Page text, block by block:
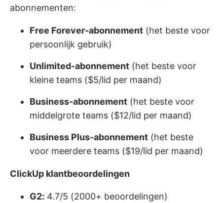
abonnementen:
Free Forever-abonnement (het beste voor
persoonlijk gebruik)
Unlimited-abonnement (het beste voor
kleine teams ($5/lid per maand)
Business-abonnement (het beste voor
middelgrote teams ($12/lid per maand)
Business Plus-abonnement (het beste
voor meerdere teams ($19/lid per maand)
ClickUp klantbeoordelingen
G2: 4.7/5 (2000+ beoordelingen)